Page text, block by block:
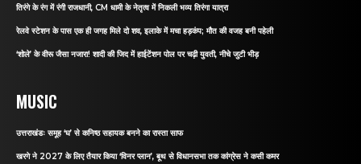
तिरंगे के रंग में रंगी राजधानी, CM धामी के नेतृत्व में निकली भव्य तिरंगा यात्रा
रेलवे स्टेशन के पास एक ही जगह मिले दो शव, इलाके में मचा हड़कंप; मौत की वजह बनी पहेली
‘शोले’ के वीरू जैसा नजारा! शादी की जिद में हाईटेंशन पोल पर चढ़ी युवती, नीचे जुटी भीड़
MUSIC
उत्तराखंडः समूह ‘घ’ से कनिष्ठ सहायक बनने का रास्ता साफ
खरगे ने 2027 के लिए तैयार किया ‘विनर प्लान’, बूथ से विधानसभा तक कांग्रेस ने कसी कमर